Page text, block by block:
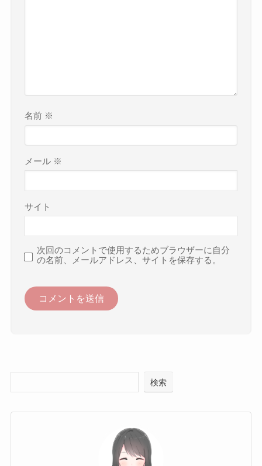
名前 ※
メール ※
サイト
次回のコメントで使用するためブラウザーに自分
の名前、メールアドレス、サイトを保存する。
検索